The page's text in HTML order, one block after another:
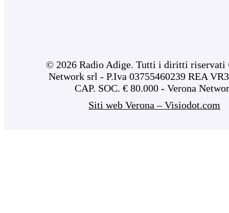
© 2026 Radio Adige. Tutti i diritti riservati
Network srl - P.Iva 03755460239 REA
CAP. SOC. € 80.000 - Verona
Siti web Verona – Visiodot.com